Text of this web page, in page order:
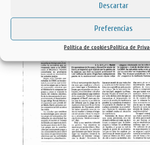
Descartar
Preferencias
Política de cookiesPolítica de
3 / 1 / 2020